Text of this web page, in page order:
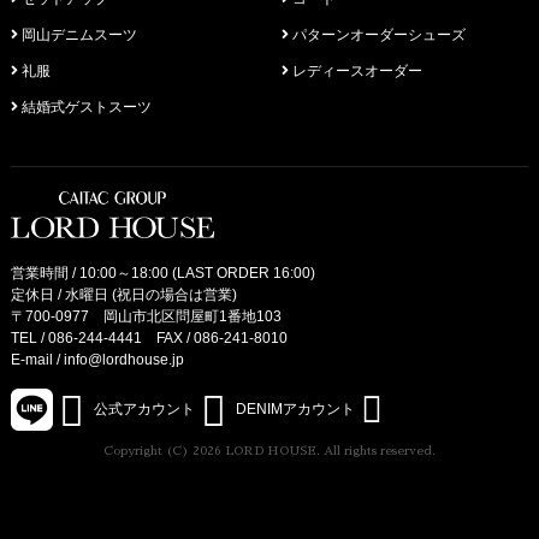
岡山デニムスーツ
礼服
結婚式ゲストスーツ
パターンオーダーシューズ
レディースオーダー
営業時間 / 10:00～18:00 (LAST ORDER 16:00)
定休日 / 水曜日 (祝日の場合は営業)
〒700-0977 岡山市北区問屋町1番地103
TEL /086-244-4441 FAX / 086-241-8010
E-mail /info@lordhouse.jp
公式アカウント DENIMアカウント
Copyright (C) 2026 LORD HOUSE. All rights reserved.